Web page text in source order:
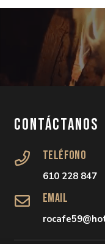
Contáctanos
Teléfono
610 228 847
Email